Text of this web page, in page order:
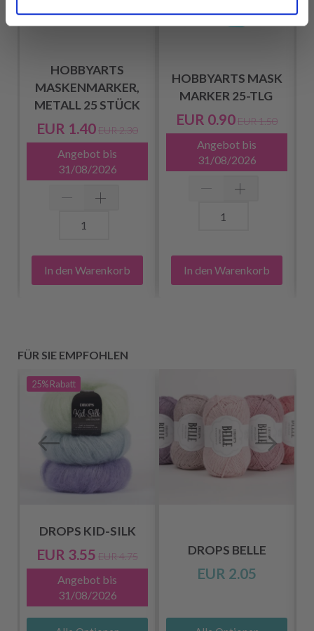
HOBBYARTS
MASKENMARKER,
METALL 25 STÜCK
EUR 1.40EUR 2.30
Angebot bis
31/08/2026
In den Warenkorb
HOBBYARTS MASK
MARKER 25-TLG
EUR 0.90EUR 1.50
Angebot bis
31/08/2026
In den Warenkorb
FÜR SIE EMPFOHLEN
25%Rabatt
DROPS KID-SILK
EUR 3.55 EUR 4.75
Angebot bis
31/08/2026
DROPS BELLE
EUR 2.05